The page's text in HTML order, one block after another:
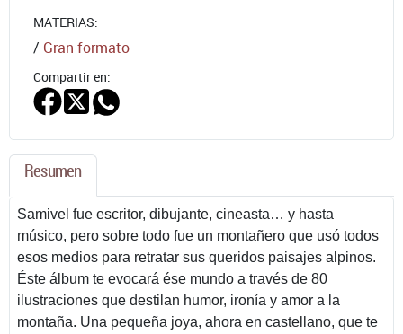
MATERIAS:
/ Gran formato
Compartir en:
Resumen
Samivel fue escritor, dibujante, cineasta… y hasta
músico, pero sobre todo fue un montañero que usó todos
esos medios para retratar sus queridos paisajes alpinos.
Éste álbum te evocará ése mundo a través de 80
ilustraciones que destilan humor, ironía y amor a la
montaña. Una pequeña joya, ahora en castellano, que te